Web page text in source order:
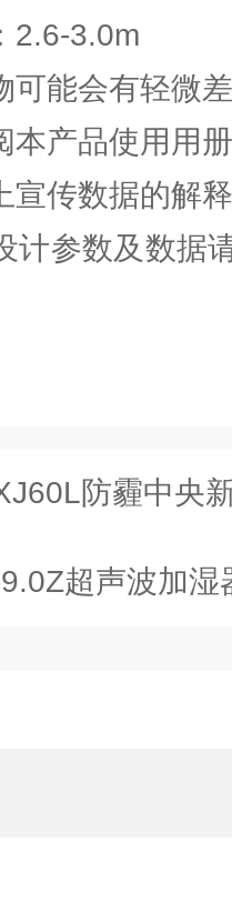
2.6-3.0m
可能会有轻微
本产品使用用
宣传数据的解
计参数及数据
防霾中央
超声波加湿